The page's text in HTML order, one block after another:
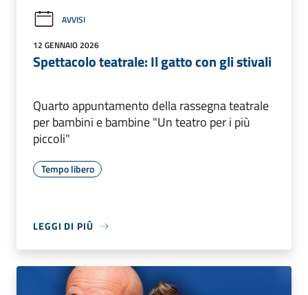
AVVISI
12 GENNAIO 2026
Spettacolo teatrale: Il gatto con gli stivali
Quarto appuntamento della rassegna teatrale
per bambini e bambine "Un teatro per i più
piccoli"
Tempo libero
LEGGI DI PIÙ